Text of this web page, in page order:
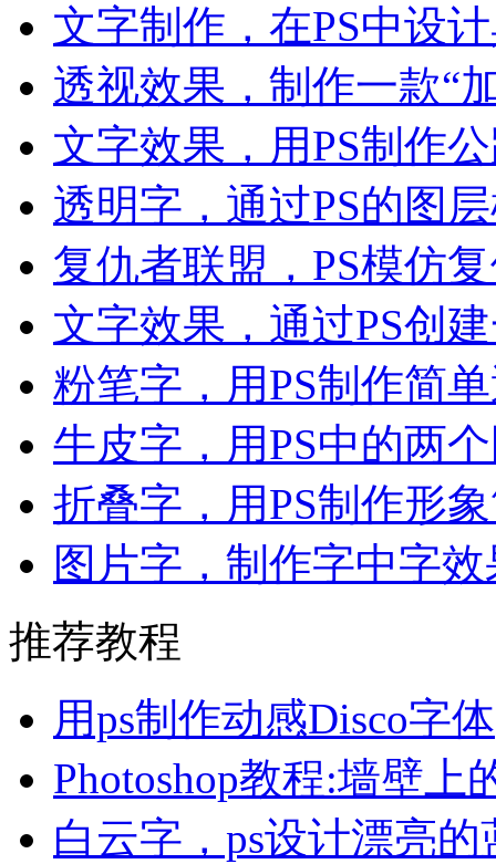
文字制作，在PS中设
透视效果，制作一款“
文字效果，用PS制作
透明字，通过PS的图
复仇者联盟，PS模仿
文字效果，通过PS创
粉笔字，用PS制作简
牛皮字，用PS中的两
折叠字，用PS制作形
图片字，制作字中字
推荐教程
用ps制作动感Disco字体
Photoshop教程:墙壁上
白云字，ps设计漂亮